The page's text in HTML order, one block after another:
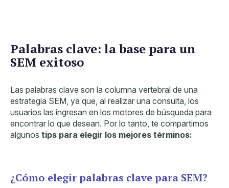
Palabras clave: la base para un
SEM exitoso
Las palabras clave son la columna vertebral de una
estrategia SEM, ya que, al realizar una consulta, los
usuarios las ingresan en los motores de búsqueda para
encontrar lo que desean. Por lo tanto, te compartimos
algunos tips para elegir los mejores términos:
¿Cómo elegir palabras clave para SEM?